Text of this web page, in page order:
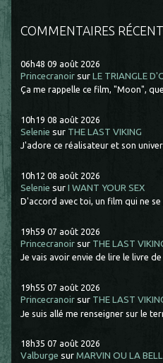
COMMENTAIRES
06h48 09 août 2026
Princecranoir surLE TRIANGLE
Ça me rappelle ce film, "Moon",
10h19 08 août 2026
Selenie sur THE LAST VIKING
J'adore ce réalisateur et son
10h12 08 août 2026
Selenie surI WANT YOUR SEX
D'accord avec toi, un film qui ne se
19h59 07 août 2026
Princecranoir sur THE LAST
Je vais avoir envie de lire le livre
19h55 07 août 2026
Princecranoir sur THE LAST
Je suis allé me renseigner sur le
18h35 07 août 2026
Valburge surMARVIN OU LA